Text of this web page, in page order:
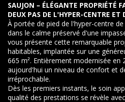
SAUJON – ÉLÉGANTE PROPRIÉTÉ
DEUX PAS DE L'HYPER-CENTRE ET
À portée de pied de l'hyper-centre
dans le calme préservé d'une
vous présente cette remarquable
habitables, implantée sur une
665 m². Entièrement modernisée
aujourd'hui un niveau de confort et
irréprochable.
Dès les premiers instants, le soin
qualité des prestations se révèle